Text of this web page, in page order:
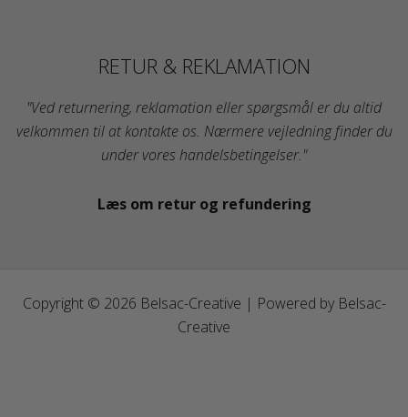
RETUR & REKLAMATION
"Ved returnering, reklamation eller spørgsmål er du altid
velkommen til at kontakte os. Nærmere vejledning finder du
under vores handelsbetingelser."
Læs om retur og refundering
Copyright © 2026 Belsac-Creative | Powered by Belsac-
Creative